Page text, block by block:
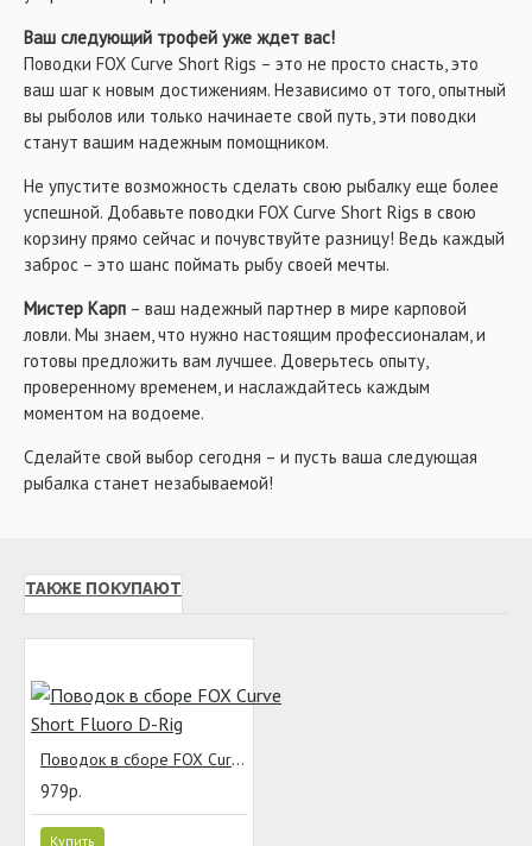
Ваш следующий трофей уже ждет вас!
Поводки FOX Curve Short Rigs – это не просто снасть, это
ваш шаг к новым достижениям. Независимо от того, опытный
вы рыболов или только начинаете свой путь, эти поводки
станут вашим надежным помощником.
Не упустите возможность сделать свою рыбалку еще более
успешной. Добавьте поводки FOX Curve Short Rigs в свою
корзину прямо сейчас и почувствуйте разницу! Ведь каждый
заброс – это шанс поймать рыбу своей мечты.
Мистер Карп – ваш надежный партнер в мире карповой
ловли. Мы знаем, что нужно настоящим профессионалам, и
готовы предложить вам лучшее. Доверьтесь опыту,
проверенному временем, и наслаждайтесь каждым
моментом на водоеме.
Сделайте свой выбор сегодня – и пусть ваша следующая
рыбалка станет незабываемой!
ТАКЖЕ ПОКУПАЮТ
Поводок в сборе FOX Curve Short Fluoro D-Rig
979р.
Купить